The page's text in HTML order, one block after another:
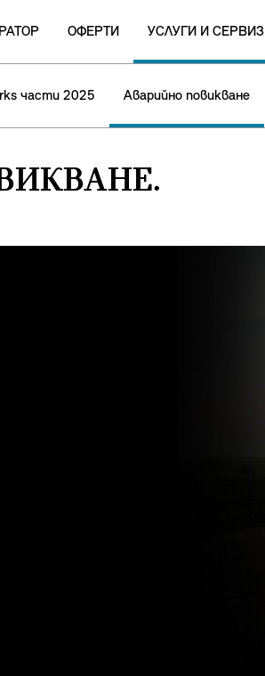
ОФЕРТИ УСЛУГИ И СЕРВИЗ
части 2025 Аварийно повикване